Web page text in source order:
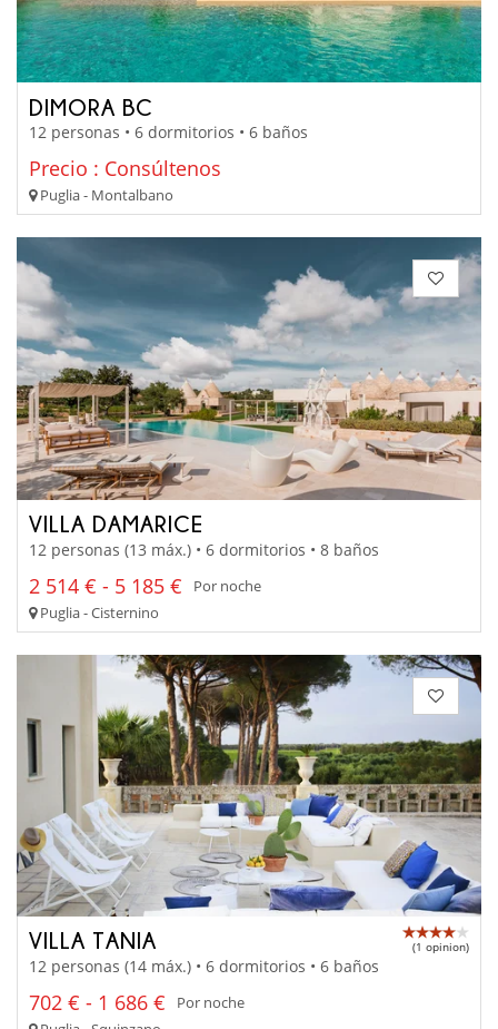
DIMORA BC
12 personas • 6 dormitorios • 6 baños
Precio : Consúltenos
Puglia - Montalbano
VILLA DAMARICE
12 personas (13 máx.) • 6 dormitorios • 8 baños
2 514 € - 5 185 €
Por noche
Puglia - Cisternino
VILLA TANIA (1 opinion)
12 personas (14 máx.) • 6 dormitorios • 6 baños
702 € - 1 686 €
Por noche